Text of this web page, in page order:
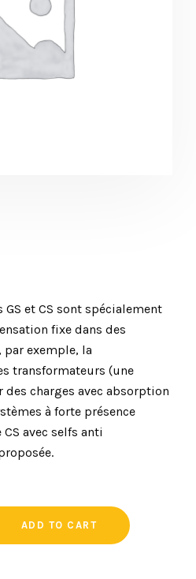
et CS sont spécialement
fixe dans des
exemple, la
transformateurs (une
charges avec absorption
à forte présence
avec selfs anti
ADD TO CART